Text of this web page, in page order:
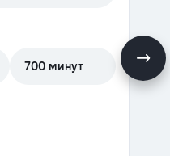
700 минут